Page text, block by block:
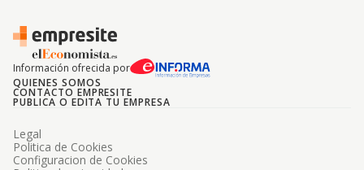
Información ofrecida por
QUIENES SOMOS
CONTACTO EMPRESITE
PUBLICA O EDITA TU EMPRESA
Legal
Politica de Cookies
Configuracion de Cookies